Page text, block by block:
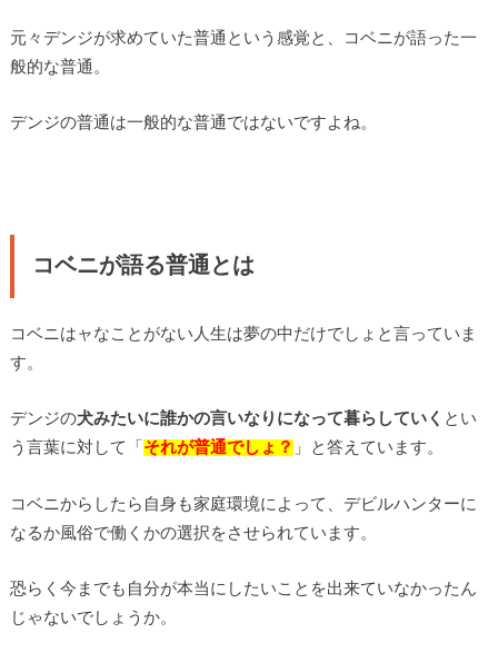
元々デンジが求めていた普通という感覚と、コベニが語った一
般的な普通。
デンジの普通は一般的な普通ではないですよね。
コベニが語る普通とは
コベニはャなことがない人生は夢の中だけでしょと言っていま
す。
デンジの犬みたいに誰かの言いなりになって暮らしていく とい
う言葉に対して「 それが普通でしょ？ 」と答えています。
コベニからしたら自身も家庭環境によって、デビルハンターに
なるか風俗で働くかの選択をさせられています。
恐らく今までも自分が本当にしたいことを出来ていなかったん
じゃないでしょうか。